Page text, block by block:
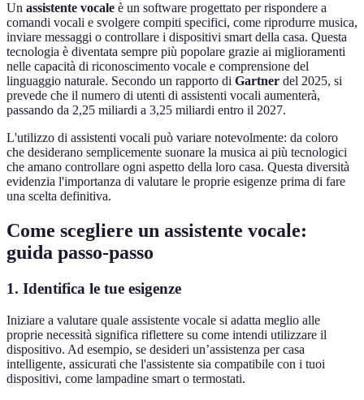
Un assistente vocale è un software progettato per rispondere a
comandi vocali e svolgere compiti specifici, come riprodurre musica,
inviare messaggi o controllare i dispositivi smart della casa. Questa
tecnologia è diventata sempre più popolare grazie ai miglioramenti
nelle capacità di riconoscimento vocale e comprensione del
linguaggio naturale. Secondo un rapporto di Gartner del 2025, si
prevede che il numero di utenti di assistenti vocali aumenterà,
passando da 2,25 miliardi a 3,25 miliardi entro il 2027.
L'utilizzo di assistenti vocali può variare notevolmente: da coloro
che desiderano semplicemente suonare la musica ai più tecnologici
che amano controllare ogni aspetto della loro casa. Questa diversità
evidenzia l'importanza di valutare le proprie esigenze prima di fare
una scelta definitiva.
Come scegliere un assistente vocale:
guida passo-passo
1. Identifica le tue esigenze
Iniziare a valutare quale assistente vocale si adatta meglio alle
proprie necessità significa riflettere su come intendi utilizzare il
dispositivo. Ad esempio, se desideri un’assistenza per casa
intelligente, assicurati che l'assistente sia compatibile con i tuoi
dispositivi, come lampadine smart o termostati.